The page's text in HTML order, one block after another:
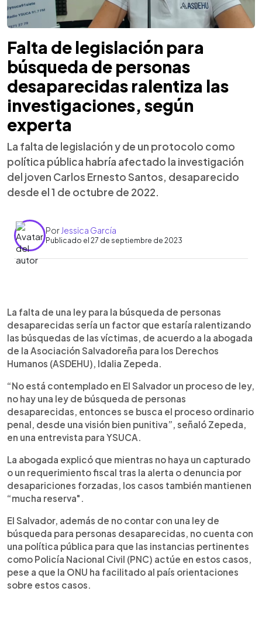
Falta de legislación para
búsqueda de personas
desaparecidas ralentiza las
investigaciones, según
experta
La falta de legislación y de un protocolo como
política pública habría afectado la investigación
del joven Carlos Ernesto Santos, desaparecido
desde el 1 de octubre de 2022.
Por Jessica García
Publicado el 27 de septiembre de 2023
Escuchar artículo
La falta de una ley para la búsqueda de personas
desaparecidas sería un factor que estaría ralentizando
las búsquedas de las víctimas, de acuerdo a la abogada
de la Asociación Salvadoreña para los Derechos
Humanos (ASDEHU), Idalia Zepeda.
“No está contemplado en El Salvador un proceso de ley,
no hay una ley de búsqueda de personas
desaparecidas, entonces se busca el proceso ordinario
penal, desde una visión bien punitiva”, señaló Zepeda,
en una entrevista para YSUCA.
La abogada explicó que mientras no haya un capturado
o un requerimiento fiscal tras la alerta o denuncia por
desapariciones forzadas, los casos también mantienen
“mucha reserva".
El Salvador, además de no contar con una ley de
búsqueda para personas desaparecidas, no cuenta con
una política pública para que las instancias pertinentes
como Policía Nacional Civil (PNC) actúe en estos casos,
pese a que la ONU ha facilitado al país orientaciones
sobre estos casos.